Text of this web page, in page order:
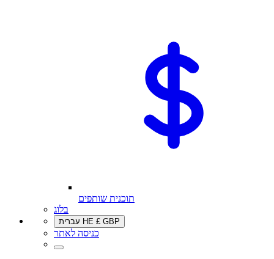
תוכנית שותפים
בלוג
עברית HE £ GBP
כניסה לאתר